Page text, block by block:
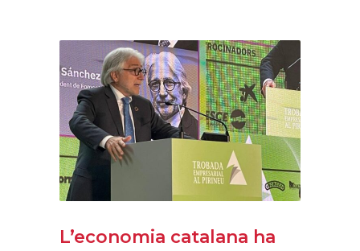
L’economia catalana ha